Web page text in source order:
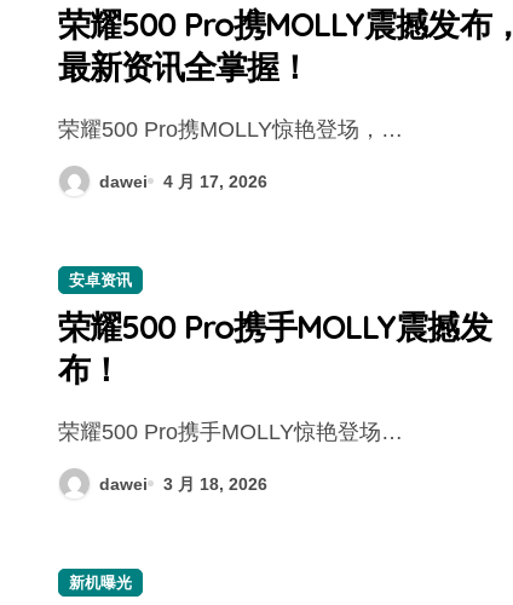
荣耀500 Pro携MOLLY震撼发布，
最新资讯全掌握！
荣耀500 Pro携MOLLY惊艳登场，…
dawei 4 月 17, 2026
安卓资讯
荣耀500 Pro携手MOLLY震撼发
布！
荣耀500 Pro携手MOLLY惊艳登场…
dawei 3 月 18, 2026
新机曝光